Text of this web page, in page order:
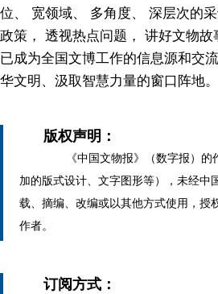
位、 宽领域、 多角度、 深层次的
政策， 透视热点问题， 讲好文物故
已成为全国文博工作的信息源和交
华文明、汲取智慧力量的窗口阵地。
版权声明：
《中国文物报》（数字报）的
加的版式设计、文字图形等），未经中
载、摘编、改编或以其他方式使用，授
作者。
订阅方式：